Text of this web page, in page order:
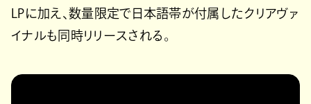
LPに加え、数量限定で日本語帯が付属したクリアヴァ
イナルも同時リリースされる。